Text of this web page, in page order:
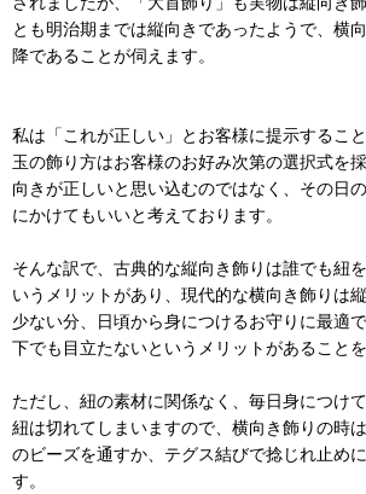
とも明治期までは縦向きであったようで、横
降であることが伺えます。
私は「これが正しい」とお客様に提示するこ
玉の飾り方はお客様のお好み次第の選択式を
向きが正しいと思い込むのではなく、その日
にかけてもいいと考えております。
そんな訳で、古典的な縦向き飾りは誰でも紐
いうメリットがあり、現代的な横向き飾りは
少ない分、日頃から身につけるお守りに最適
下でも目立たないというメリットがあること
ただし、紐の素材に関係なく、毎日身につけ
紐は切れてしまいますので、横向き飾りの時
のビーズを通すか、テグス結びで捻じれ止め
す。